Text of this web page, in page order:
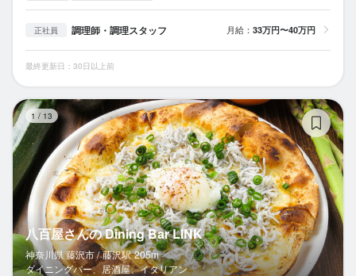
正社員 調理師・調理スタッフ 月給： 33万円〜40万円
最終更新日：30日以上前
1 / 13
八百屋さんの Dining Bar LINK
神奈川県 藤沢市 / 藤沢駅 205m
ダイニングバー、居酒屋、イタリアン